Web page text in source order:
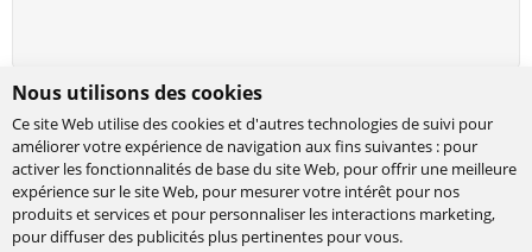
Nous utilisons des cookies
Ce site Web utilise des cookies et d'autres technologies de suivi pour
améliorer votre expérience de navigation aux fins suivantes : pour
activer les fonctionnalités de base du site Web, pour offrir une meilleure
expérience sur le site Web, pour mesurer votre intérêt pour nos
produits et services et pour personnaliser les interactions marketing,
pour diffuser des publicités plus pertinentes pour vous.
Cabinet de conseil et d’expertises en